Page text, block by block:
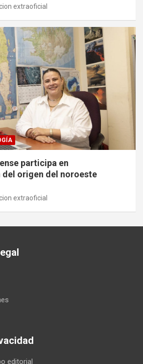
extraoficial
participa en
origen del noroeste
extraoficial
editorial